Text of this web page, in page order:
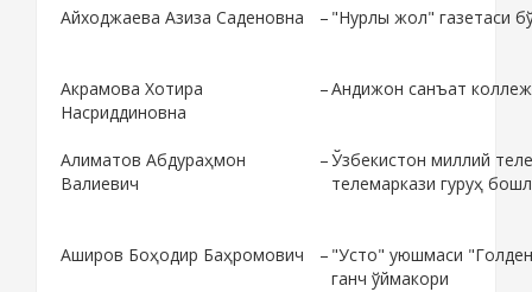
Айходжаева Азиза Саденовна – "Нурлы жол" газетаси
Акрамова Хотира
Насриддиновна
–Андижон санъат
Алиматов Абдураҳмон
Валиевич
–Ўзбекистон миллий
телемаркази гуруҳ
Аширов Боҳодир Баҳромович – "Усто" уюшмаси
ганч ўймакори